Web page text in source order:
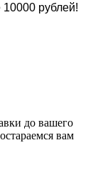
рублей!
до вашего
вам